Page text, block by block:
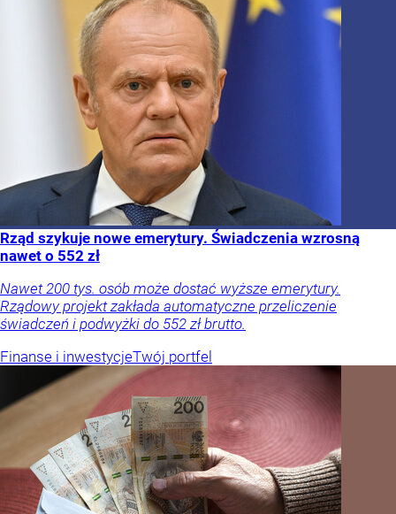
Rząd szykuje nowe emerytury. Świadczenia wzrosną
nawet o 552 zł
Nawet 200 tys. osób może dostać wyższe emerytury.
Rządowy projekt zakłada automatyczne przeliczenie
świadczeń i podwyżki do 552 zł brutto.
Finanse i inwestycjeTwój portfel